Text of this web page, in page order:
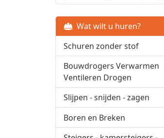
Wat wilt u huren?
Schuren zonder stof
Bouwdrogers Verwarmen
Ventileren Drogen
Slijpen - snijden - zagen
Boren en Breken